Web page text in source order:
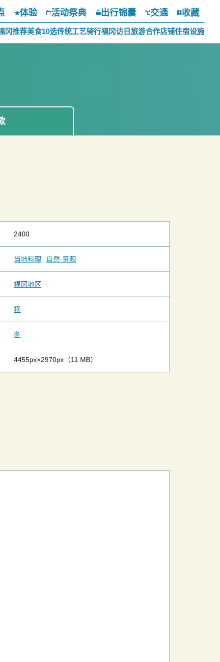
体验 活动祭典 出行锦囊 交通 收藏
冈推荐美食10选传统工艺骑行福冈访日旅游合作店铺住宿设施
2400
当地料理 自然·景观
福冈地区
横
冬
4455px×2970px（11 MB）